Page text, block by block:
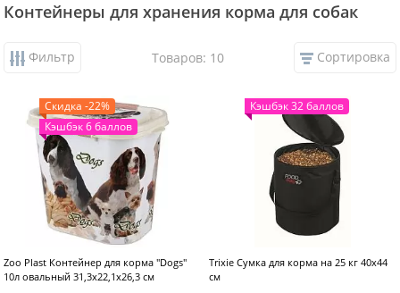
Контейнеры для хранения корма для собак
Фильтр Товаров: 10 Сортировка
Скидка -22%
Кэшбэк 6 баллов
Zoo Plast Контейнер для корма "Dogs"
10л овальный 31,3х22,1х26,3 см
Кэшбэк 32 баллов
Trixie Сумка для корма на 25 кг 40x44
см